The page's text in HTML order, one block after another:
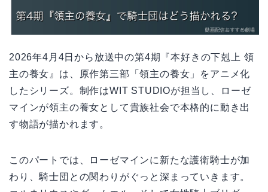
2026年4月4日から放送中の第4期『本好きの下剋上 領
主の養女』は、原作第三部「領主の養女」をアニメ化
したシリーズ。制作はWIT STUDIOが担当し、ローゼ
マインが領主の養女として貴族社会で本格的に動き出
す物語が描かれます。
このパートでは、ローゼマインに新たな護衛騎士が加
わり、騎士団との関わりがぐっと深まっていきます。